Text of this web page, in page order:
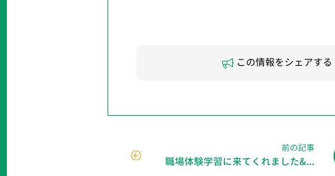
この情報をシェアする
前の記事
職場体験学習に来てくれました&...